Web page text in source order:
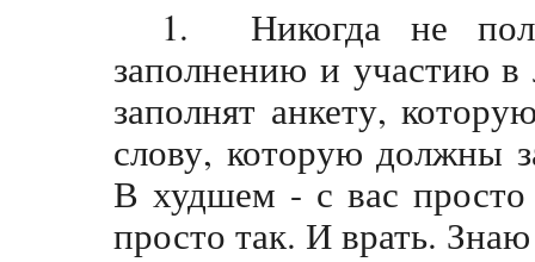
1. Никогда не
заполнению и участию в
заполнят анкету,
слову, которую должны
В худшем - с вас просто
просто так. И врать.